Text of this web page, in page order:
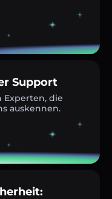
Support
Experten, die
auskennen.